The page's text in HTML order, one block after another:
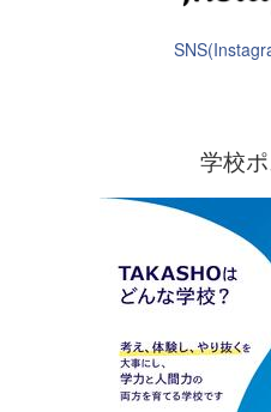
学校